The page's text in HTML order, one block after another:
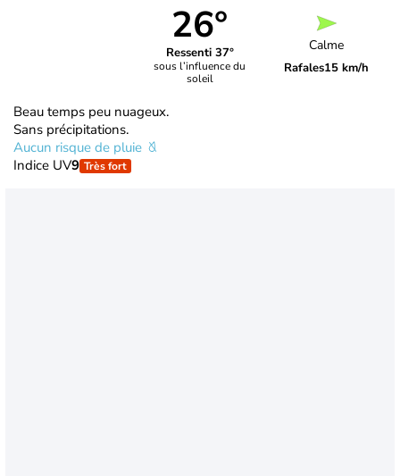
26°
Ressenti 37°
sous l’influence du
soleil
Calme
Rafales15 km/h
Beau temps peu nuageux.
Sans précipitations.
Aucun risque de pluie
Indice UV9 Très fort